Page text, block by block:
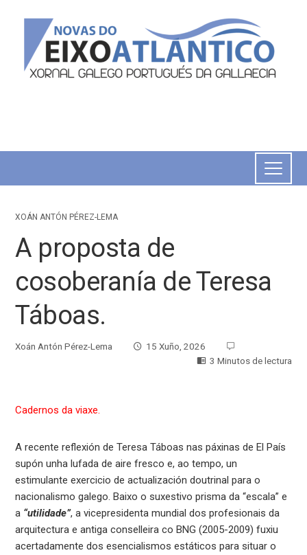
XOÁN ANTÓN PÉREZ-LEMA
A proposta de
cosoberanía de Teresa
Táboas.
Xoán Antón Pérez-Lema
15 Xuño, 2026
3 Minutos de lectura
Cadernos da viaxe.
A recente reflexión de Teresa Táboas nas páxinas de El País
supón unha lufada de aire fresco e, ao tempo, un
estimulante exercicio de actualización doutrinal para o
nacionalismo galego. Baixo o suxestivo prisma da “escala” e
a “utilidade”, a vicepresidenta mundial dos profesionais da
arquitectura e antiga conselleira co BNG (2005-2009) fuxiu
acertadamente dos esencialismos estáticos para situar o